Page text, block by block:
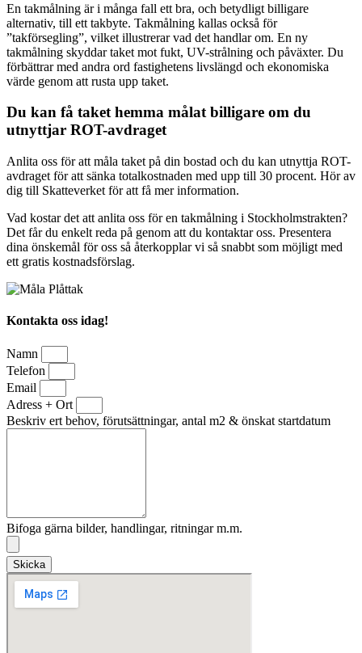
En takmålning är i många fall ett bra, och betydligt billigare
alternativ, till ett takbyte. Takmålning kallas också för
”takförsegling”, vilket illustrerar vad det handlar om. En ny
takmålning skyddar taket mot fukt, UV-strålning och påväxter. Du
förbättrar med andra ord fastighetens livslängd och ekonomiska
värde genom att rusta upp taket.
Du kan få taket hemma målat billigare om du
utnyttjar ROT-avdraget
Anlita oss för att måla taket på din bostad och du kan utnyttja ROT-
avdraget för att sänka totalkostnaden med upp till 30 procent. Hör av
dig till Skatteverket för att få mer information.
Vad kostar det att anlita oss för en takmålning i Stockholmstrakten?
Det får du enkelt reda på genom att du kontaktar oss. Presentera
dina önskemål för oss så återkopplar vi så snabbt som möjligt med
ett gratis kostnadsförslag.
Kontakta oss idag!
Namn
Telefon
Email
Adress + Ort
Beskriv ert behov, förutsättningar, antal m2 & önskat startdatum
Bifoga gärna bilder, handlingar, ritningar m.m.
Skicka